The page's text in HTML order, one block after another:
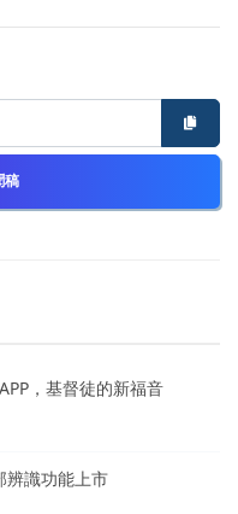
稿
，基督徒的新福音
識功能上市